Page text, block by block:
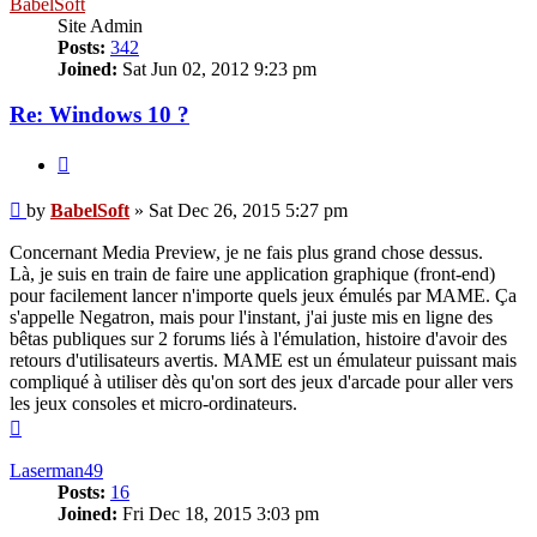
Site Admin
Posts: 342
Joined: Sat Jun 02, 2012 9:23 pm
Re: Windows 10 ?
Post
by BabelSoft » Sat Dec 26, 2015 5:27 pm
Concernant Media Preview, je ne fais plus grand chose dessus.
Là, je suis en train de faire une application graphique (front-end)
pour facilement lancer n'importe quels jeux émulés par MAME. Ça
s'appelle Negatron, mais pour l'instant, j'ai juste mis en ligne des
bêtas publiques sur 2 forums liés à l'émulation, histoire d'avoir des
retours d'utilisateurs avertis. MAME est un émulateur puissant mais
compliqué à utiliser dès qu'on sort des jeux d'arcade pour aller vers
les jeux consoles et micro-ordinateurs.
Laserman49
Posts: 16
Joined: Fri Dec 18, 2015 3:03 pm